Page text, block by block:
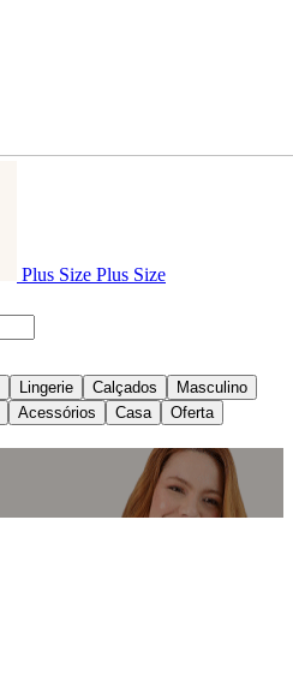
Plus Size Plus Size
Lingerie Calçados
Masculino
Acessórios Casa Oferta